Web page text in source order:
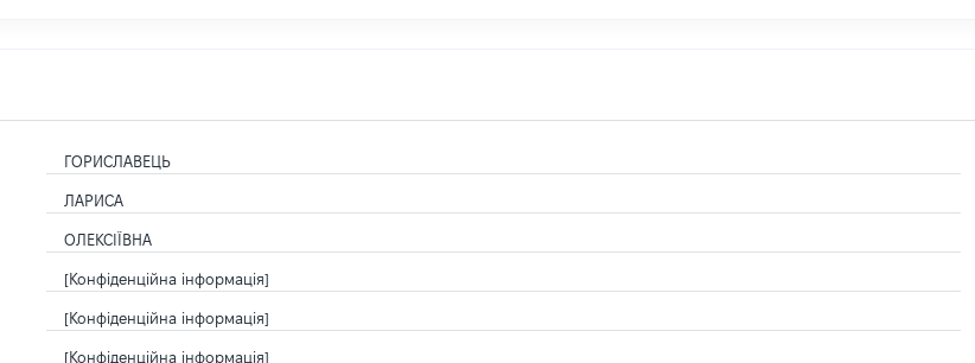
ГОРИСЛАВЕЦЬ
ЛАРИСА
ОЛЕКСІЇВНА
[Конфіденційна інформація]
[Конфіденційна інформація]
[Конфіденційна інформація]